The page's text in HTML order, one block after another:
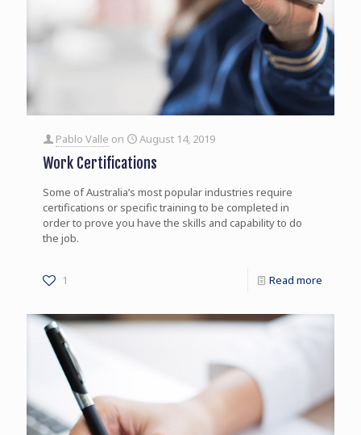
Pablo Valle on August 14, 2019
Work Certifications
Some of Australia’s most popular industries require
certifications or specific training to be completed in
order to prove you have the skills and capability to do
the job.
1 Read more